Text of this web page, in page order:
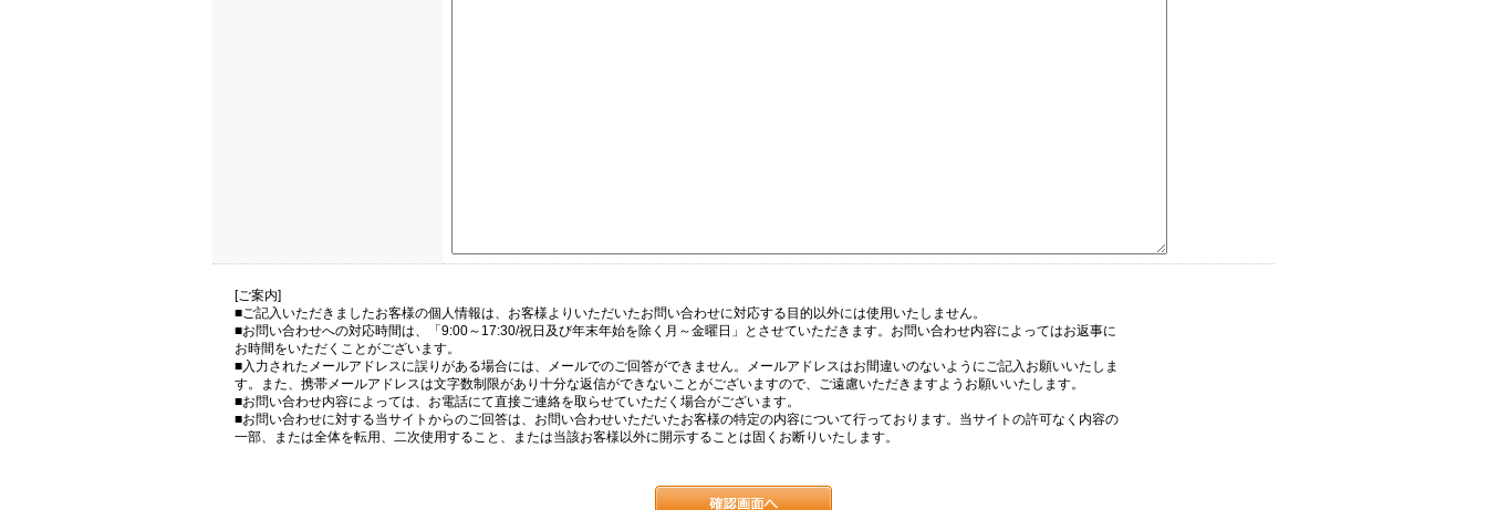
[ご案内]
■ご記入いただきましたお客様の個人情報は、お客様よりいただいたお問い合わせに対応する目的以外には使用いたしません。
■お問い合わせへの対応時間は、「9:00～17:30/祝日及び年末年始を除く月～金曜日」とさせていただきます。お問い合わせ内容によってはお返事に
お時間をいただくことがございます。
■入力されたメールアドレスに誤りがある場合には、メールでのご回答ができません。メールアドレスはお間違いのないようにご記入お願いいたしま
す。また、携帯メールアドレスは文字数制限があり十分な返信ができないことがございますので、ご遠慮いただきますようお願いいたします。
■お問い合わせ内容によっては、お電話にて直接ご連絡を取らせていただく場合がございます。
■お問い合わせに対する当サイトからのご回答は、お問い合わせいただいたお客様の特定の内容について行っております。当サイトの許可なく内容の
一部、または全体を転用、二次使用すること、または当該お客様以外に開示することは固くお断りいたします。